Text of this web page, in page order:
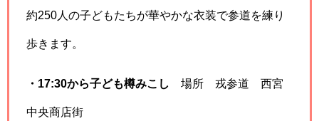
約250人の子どもたちが華やかな衣装で参道を練り
歩きます。
・17:30から子ども樽みこし 場所 戎参道 西宮
中央商店街